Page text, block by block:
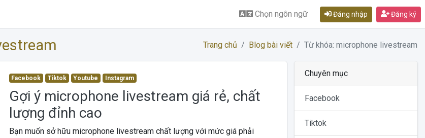
Chọn ngôn ngữ Đăng nhập Đăng ký
Trang chủ Blog bài viết Từ khóa: microphone livestream
Facebook Tiktok Youtube Instagram
Gợi ý microphone livestream giá rẻ, chất
lượng đỉnh cao
Bạn muốn sở hữu microphone livestream chất lượng với mức giá phải
Chuyên mục
Facebook
Tiktok